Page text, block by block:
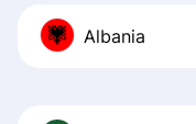
Albania